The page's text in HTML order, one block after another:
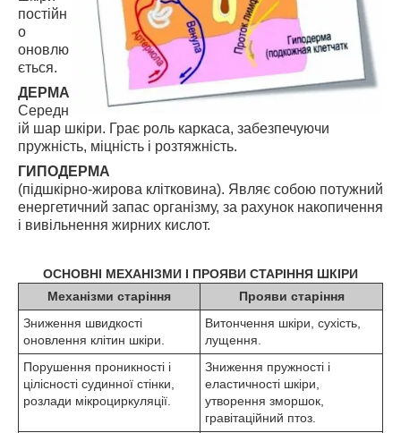
постійн
о
оновлю
ється.
ДЕРМА
Середн
ій шар шкіри. Грає роль каркаса, забезпечуючи
пружність, міцність і розтяжність.
ГИПОДЕРМА
(підшкірно-жирова клітковина). Являє собою потужний
енергетичний запас організму, за рахунок накопичення
і вивільнення жирних кислот.
ОСНОВНІ МЕХАНІЗМИ І ПРОЯВИ СТАРІННЯ ШКІРИ
Механізми старіння
Прояви старіння
Зниження швидкості
оновлення клітин шкіри.
Витончення шкіри, сухість,
лущення.
Порушення проникності і
цілісності судинної стінки,
розлади мікроциркуляції.
Зниження пружності і
еластичності шкіри,
утворення зморшок,
гравітаційний птоз.